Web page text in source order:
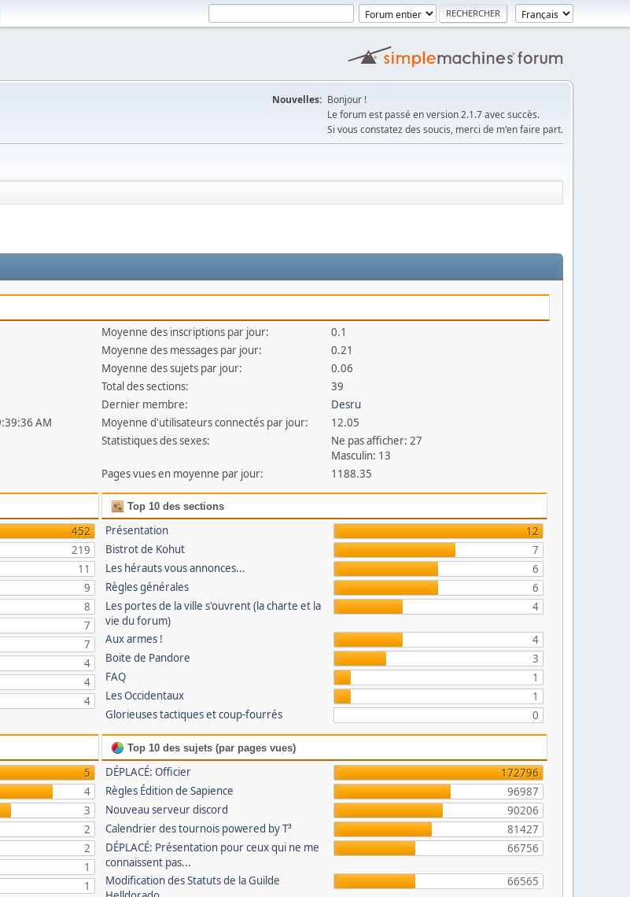
Nouvelles: Bonjour !
Le forum est passé en version 2.1.7 avec succès.
Si vous constatez des soucis, merci de m'en faire part.
AM
Moyenne des inscriptions par jour:
0.1
Moyenne des messages par jour:
0.21
Moyenne des sujets par jour:
0.06
Total des sections:
39
Dernier membre:
Desru
Moyenne d'utilisateurs connectés par jour:
12.05
Statistiques des sexes:
Ne pas afficher: 27
Masculin: 13
Pages vues en moyenne par jour:
1188.35
452
219
11
9
8
7
7
4
4
4
Top 10 des sections
Présentation
12
Bistrot de Kohut
7
Les hérauts vous annonces...
6
Règles générales
6
Les portes de la ville s'ouvrent (la charte et la
vie du forum)
4
Aux armes !
4
Boite de Pandore
3
FAQ
1
Les Occidentaux
1
Glorieuses tactiques et coup-fourrés
0
5
4
3
2
2
1
1
Top 10 des sujets (par pages vues)
DÉPLACÉ: Officier
172796
Règles Édition de Sapience
96987
Nouveau serveur discord
90206
Calendrier des tournois powered by T³
81427
DÉPLACÉ: Présentation pour ceux qui ne me
connaissent pas...
66756
Modification des Statuts de la Guilde
66565